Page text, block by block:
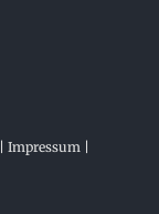
Impressum|